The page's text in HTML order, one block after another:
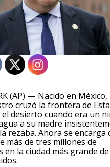
(AP) — Nacido en México,
cruzó la frontera de
desierto cuando era un
a su madre
rezaba. Ahora se encarga
más de tres millones de
en la ciudad más grande de